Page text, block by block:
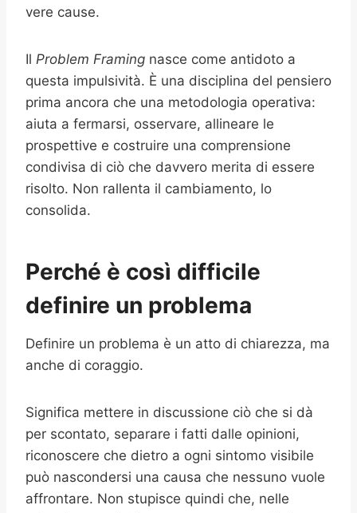
vere cause.
Il Problem Framing nasce come antidoto a
questa impulsività. È una disciplina del pensiero
prima ancora che una metodologia operativa:
aiuta a fermarsi, osservare, allineare le
prospettive e costruire una comprensione
condivisa di ciò che davvero merita di essere
risolto. Non rallenta il cambiamento, lo
consolida.
Perché è così difficile
definire un problema
Definire un problema è un atto di chiarezza, ma
anche di coraggio.
Significa mettere in discussione ciò che si dà
per scontato, separare i fatti dalle opinioni,
riconoscere che dietro a ogni sintomo visibile
può nascondersi una causa che nessuno vuole
affrontare. Non stupisce quindi che, nelle